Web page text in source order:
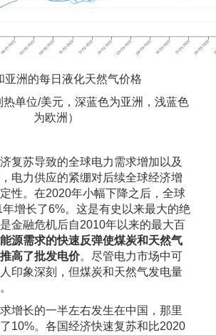
亚洲的每日液化天然气价格
热单位/美元，深蓝色为亚洲，浅蓝色
为欧洲）
苏导致的全球电力需求增加以及
电力供应的紧绷对后续全球经济增
性。在2020年小幅下降之后，全球
增长了6%。这是有史以来最大的绝
金融危机后自2010年以来的最大百
源需求的快速反弹使煤炭和天然气
高了批发电价。尽管电力市场中可
印象深刻，但煤炭和天然气发电量
长的一半左右发生在中国，那里
10%。各国经济快速复苏和比2020